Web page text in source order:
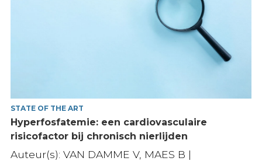
STATE OF THE ART
Hyperfosfatemie: een cardiovasculaire
risicofactor bij chronisch nierlijden
Auteur(s): VAN DAMME V, MAES B |